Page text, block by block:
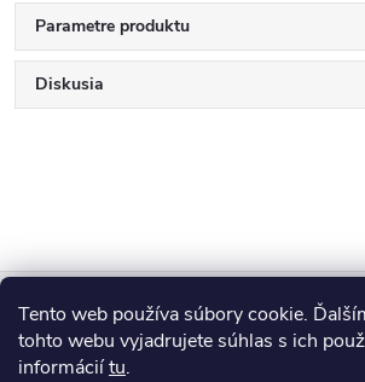
Tento web používa súbory cookie.
tohto webu vyjadrujete súhlas s ich
informáciítu.
Parametre produktu
Diskusia
Z
áBlog